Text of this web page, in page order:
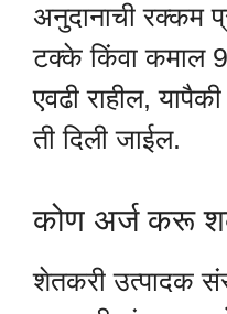
अनुदानाची रक्कम
टक्के किंवा कमाल
एवढी राहील,
ती दिली जाईल.
कोण अर्ज करू
शेतकरी उत्पादक